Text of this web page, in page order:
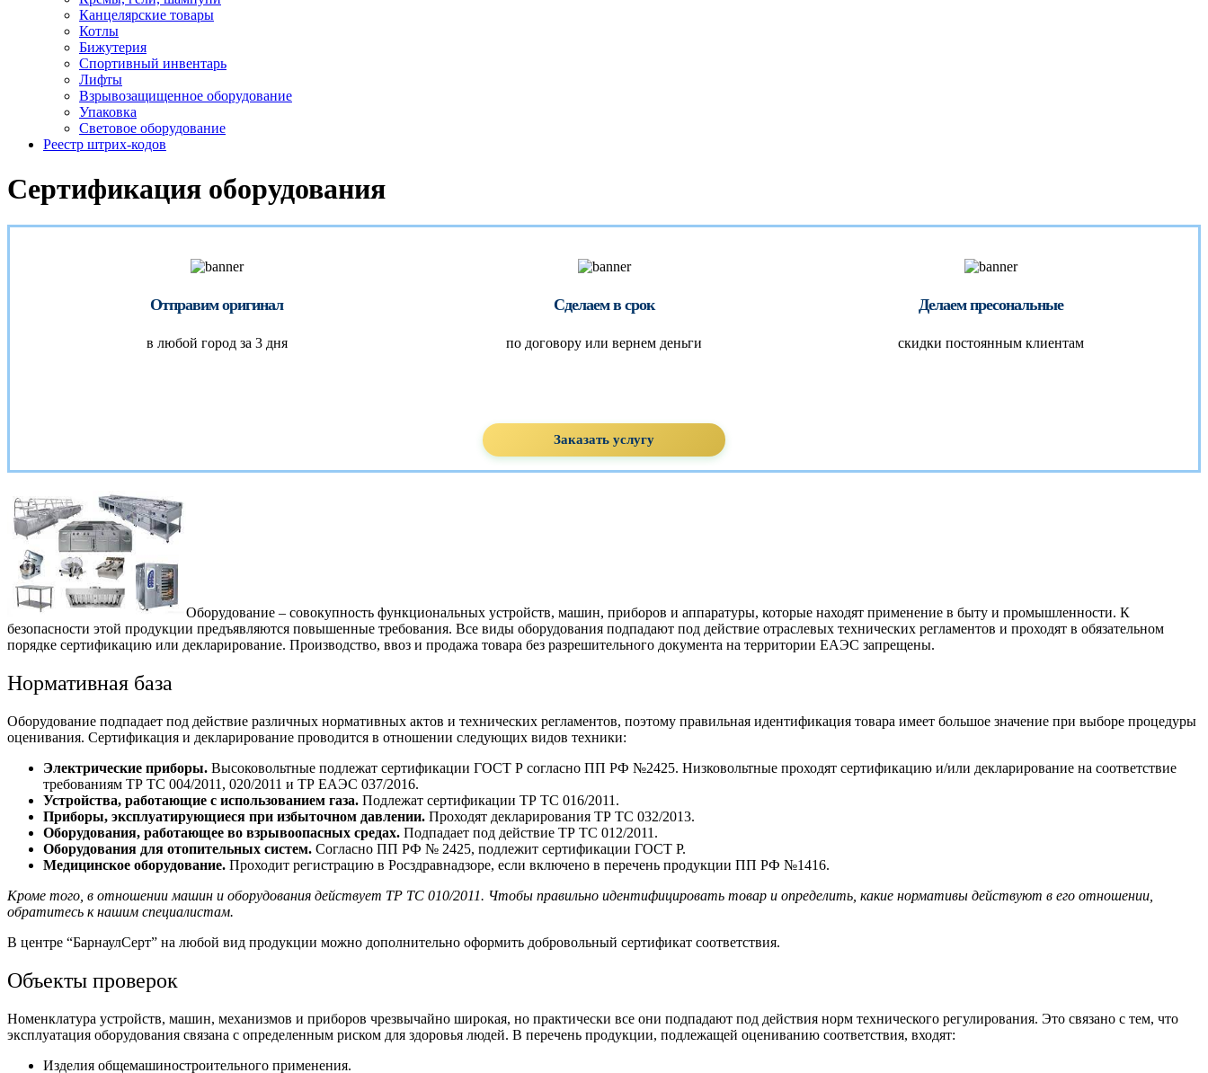
Канцелярские товары
Котлы
Бижутерия
Спортивный инвентарь
Лифты
Взрывозащищенное оборудование
Упаковка
Световое оборудование
Реестр штрих-кодов
Сертификация оборудования
Отправим оригинал
в любой город за 3 дня
Сделаем в срок
по договору или вернем деньги
Делаем пресональные
скидки постоянным клиентам
Заказать услугу
Оборудование – совокупность функциональных устройств, машин, приборов и аппаратуры, которые находят применение в быту и промышленности. К
безопасности этой продукции предъявляются повышенные требования. Все виды оборудования подпадают под действие отраслевых технических регламентов и проходят в обязательном
порядке сертификацию или декларирование. Производство, ввоз и продажа товара без разрешительного документа на территории ЕАЭС запрещены.
Нормативная база
Оборудование подпадает под действие различных нормативных актов и технических регламентов, поэтому правильная идентификация товара имеет большое значение при выборе процедуры
оценивания. Сертификация и декларирование проводится в отношении следующих видов техники:
Электрические приборы. Высоковольтные подлежат сертификации ГОСТ Р согласно ПП РФ №2425. Низковольтные проходят сертификацию и/или декларирование на соответствие
требованиям ТР ТС 004/2011, 020/2011 и ТР ЕАЭС 037/2016.
Устройства, работающие с использованием газа. Подлежат сертификации ТР ТС 016/2011.
Приборы, эксплуатирующиеся при избыточном давлении. Проходят декларирования ТР ТС 032/2013.
Оборудования, работающее во взрывоопасных средах. Подпадает под действие ТР ТС 012/2011.
Оборудования для отопительных систем. Согласно ПП РФ № 2425, подлежит сертификации ГОСТ Р.
Медицинское оборудование. Проходит регистрацию в Росздравнадзоре, если включено в перечень продукции ПП РФ №1416.
Кроме того, в отношении машин и оборудования действует ТР ТС 010/2011. Чтобы правильно идентифицировать товар и определить, какие нормативы действуют в его отношении,
обратитесь к нашим специалистам.
В центре “БарнаулСерт” на любой вид продукции можно дополнительно оформить добровольный сертификат соответствия.
Объекты проверок
Номенклатура устройств, машин, механизмов и приборов чрезвычайно широкая, но практически все они подпадают под действия норм технического регулирования. Это связано с тем, что
эксплуатация оборудования связана с определенным риском для здоровья людей. В перечень продукции, подлежащей оцениванию соответствия, входят:
Изделия общемашиностроительного применения.